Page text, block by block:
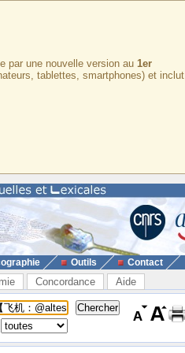
par une nouvelle version au 1er
tablettes, smartphones) et inclut
Outils Contact
Concordance Aide